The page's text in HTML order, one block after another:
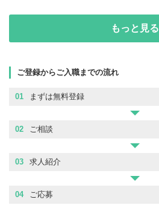
もっと見る
ご登録からご入職までの流れ
01 まずは無料登録
02 ご相談
03 求人紹介
04 ご応募